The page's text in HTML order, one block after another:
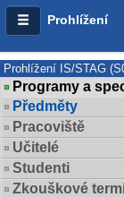
Prohlížení
Prohlížení IS/STAG
Programy a
Předměty
Pracoviště
Učitelé
Studenti
Zkouškové